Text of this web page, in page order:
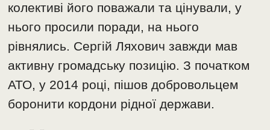
колективі його поважали та цінували, у
нього просили поради, на нього
рівнялись. Сергій Ляхович завжди мав
активну громадську позицію. З початком
АТО, у 2014 році, пішов добровольцем
боронити кордони рідної держави.